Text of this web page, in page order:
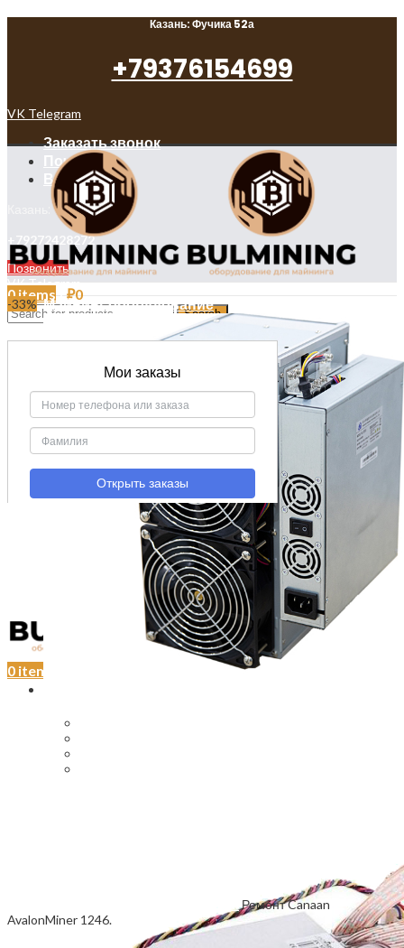
Казань: Фучика 52а
+79376154699
VK Telegram
Заказать звонок
Почта
Вопросы
Казань: Фучика 52а
+79272428272
Позвонить
VKTelegram
0 items ₽0
Search
0 items
Майнинг оборудование
-33%
Ремонт Canaan
AvalonMiner 1246.